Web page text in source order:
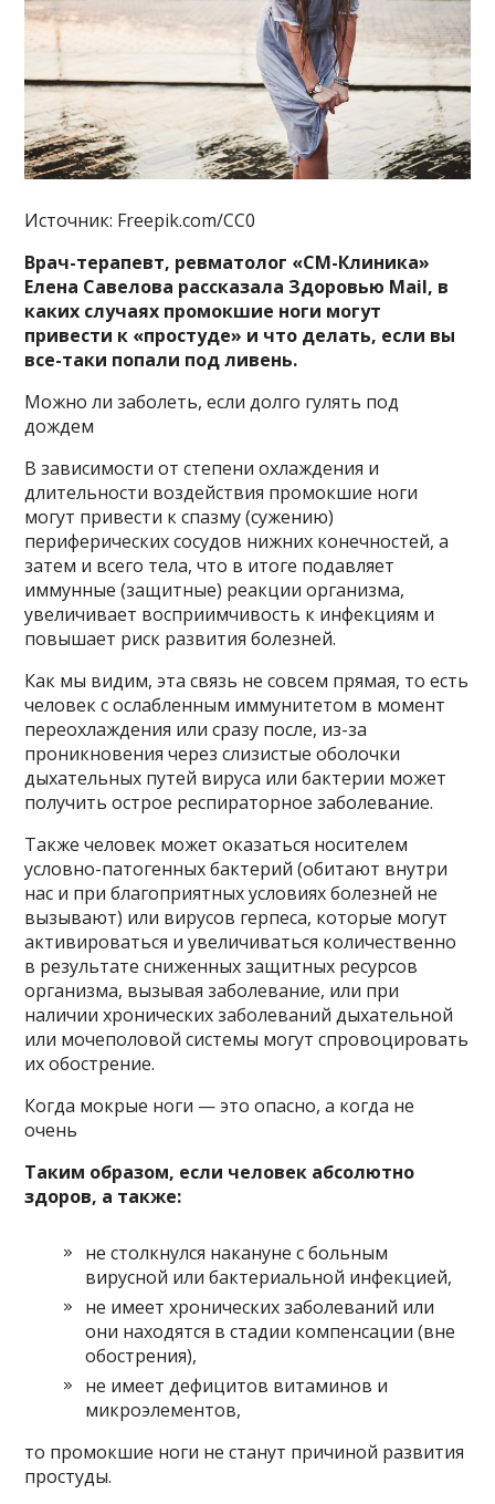
Источник: Freepik.com/CC0
Врач-терапевт, ревматолог «СМ-Клиника»
Елена Савелова рассказала Здоровью Mail, в
каких случаях промокшие ноги могут
привести к «простуде» и что делать, если вы
все-таки попали под ливень.
Можно ли заболеть, если долго гулять под
дождем
В зависимости от степени охлаждения и
длительности воздействия промокшие ноги
могут привести к спазму (сужению)
периферических сосудов нижних конечностей, а
затем и всего тела, что в итоге подавляет
иммунные (защитные) реакции организма,
увеличивает восприимчивость к инфекциям и
повышает риск развития болезней.
Как мы видим, эта связь не совсем прямая, то есть
человек с ослабленным иммунитетом в момент
переохлаждения или сразу после, из-за
проникновения через слизистые оболочки
дыхательных путей вируса или бактерии может
получить острое респираторное заболевание.
Также человек может оказаться носителем
условно-патогенных бактерий (обитают внутри
нас и при благоприятных условиях болезней не
вызывают) или вирусов герпеса, которые могут
активироваться и увеличиваться количественно
в результате сниженных защитных ресурсов
организма, вызывая заболевание, или при
наличии хронических заболеваний дыхательной
или мочеполовой системы могут спровоцировать
их обострение.
Когда мокрые ноги — это опасно, а когда не
очень
Таким образом, если человек абсолютно
здоров, а также:
не столкнулся накануне с больным
вирусной или бактериальной инфекцией,
не имеет хронических заболеваний или
они находятся в стадии компенсации (вне
обострения),
не имеет дефицитов витаминов и
микроэлементов,
то промокшие ноги не станут причиной развития
простуды.